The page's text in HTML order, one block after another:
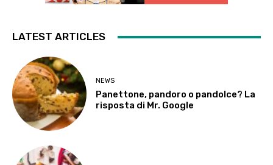
LATEST ARTICLES
NEWS
Panettone, pandoro o pandolce? La
risposta di Mr. Google